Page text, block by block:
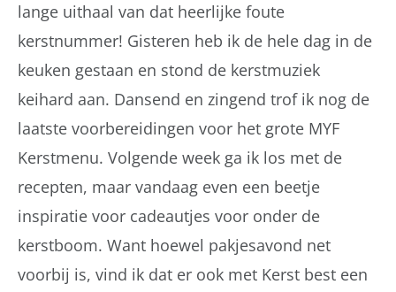
lange uithaal van dat heerlijke foute
kerstnummer! Gisteren heb ik de hele dag in de
keuken gestaan en stond de kerstmuziek
keihard aan. Dansend en zingend trof ik nog de
laatste voorbereidingen voor het grote MYF
Kerstmenu. Volgende week ga ik los met de
recepten, maar vandaag even een beetje
inspiratie voor cadeautjes voor onder de
kerstboom. Want hoewel pakjesavond net
voorbij is, vind ik dat er ook met Kerst best een